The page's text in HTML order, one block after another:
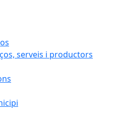
serveis i productors